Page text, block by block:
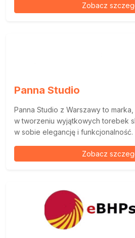
Zobacz
Panna Studio
Panna Studio z Warszawy to
w tworzeniu wyjątkowych torebek
w sobie elegancję i funkcjonalność.
Zobacz